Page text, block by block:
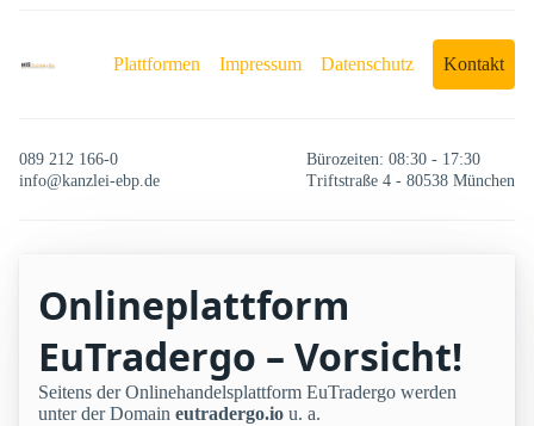
Plattformen Impressum Datenschutz Kontakt
089 212 166-0
info@kanzlei-ebp.de
Bürozeiten: 08:30 - 17:30
Triftstraße 4 - 80538 München
Onlineplattform
EuTradergo – Vorsicht!
Seitens der Onlinehandelsplattform EuTradergo werden
unter der Domain eutradergo.io u. a.